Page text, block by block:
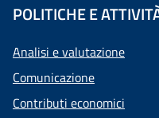
POLITICHE E
Analisi e valutazione
Comunicazione
Contributi economici